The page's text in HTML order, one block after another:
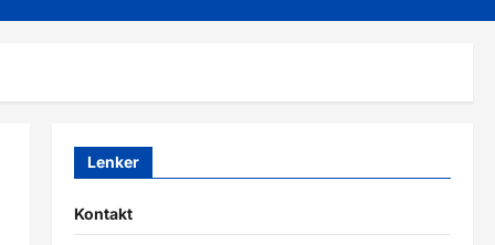
Lenker
Kontakt